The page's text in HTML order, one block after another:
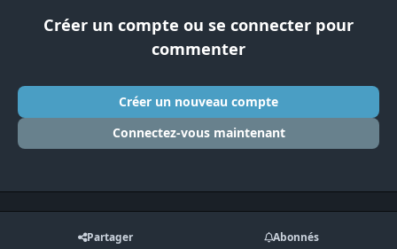
Créer un compte ou se connecter pour
commenter
Créer un nouveau compte
Connectez-vous maintenant
Partager Abonnés